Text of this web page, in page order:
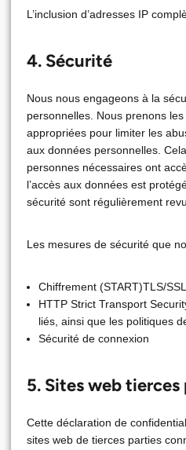
L’inclusion d’adresses IP
4. Sécurité
Nous nous engageons à la
personnelles. Nous prenons
appropriées pour limiter les
aux données personnelles.
personnes nécessaires ont
l’accès aux données est
sécurité sont régulièrement
Les mesures de sécurité que
Chiffrement (START)TLS/
HTTP Strict Transport
liés, ainsi que les politiques
Sécurité de connexion
5. Sites web tierces
Cette déclaration de
sites web de tierces parties